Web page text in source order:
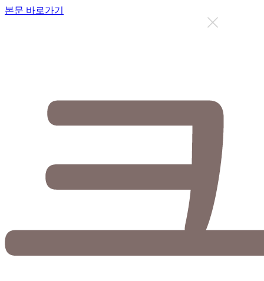
본문 바로가기